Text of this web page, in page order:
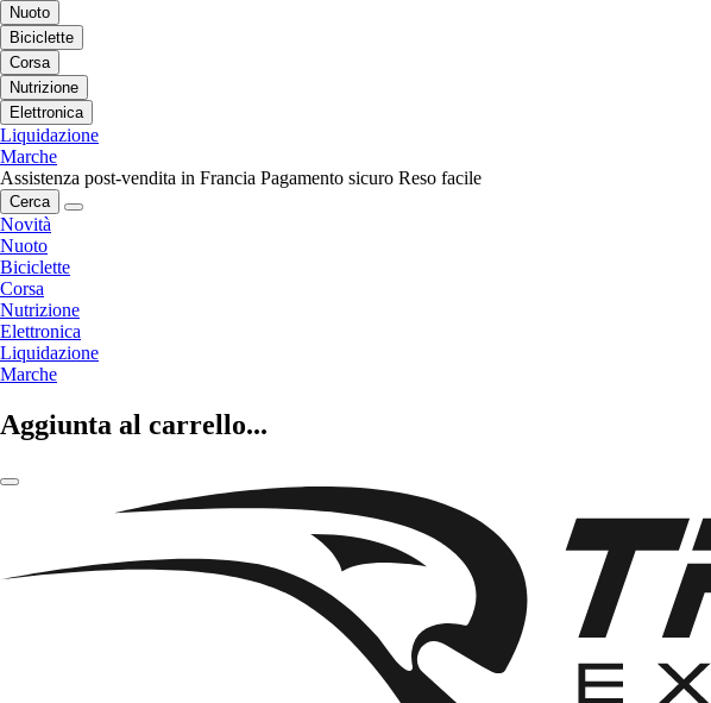
Nuoto
Biciclette
Corsa
Nutrizione
Elettronica
Liquidazione
Marche
Assistenza post-vendita in Francia Pagamento sicuro Reso facile
Cerca
Novità
Nuoto
Biciclette
Corsa
Nutrizione
Elettronica
Liquidazione
Marche
Aggiunta al carrello...